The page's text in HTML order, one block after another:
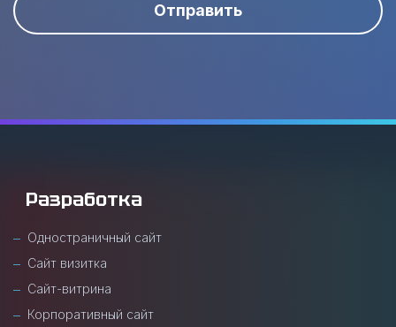
Отправить
Разработка
Одностраничный сайт
Сайт визитка
Сайт-витрина
Корпоративный сайт